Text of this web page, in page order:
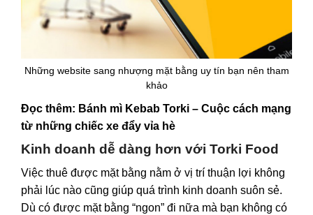
Những website sang nhượng mặt bằng uy tín bạn nên tham
khảo
Đọc thêm: Bánh mì Kebab Torki – Cuộc cách mạng
từ những chiếc xe đẩy vỉa hè
Kinh doanh dễ dàng hơn với Torki Food
Việc thuê được mặt bằng nằm ở vị trí thuận lợi không
phải lúc nào cũng giúp quá trình kinh doanh suôn sẻ.
Dù có được mặt bằng “ngon” đi nữa mà bạn không có